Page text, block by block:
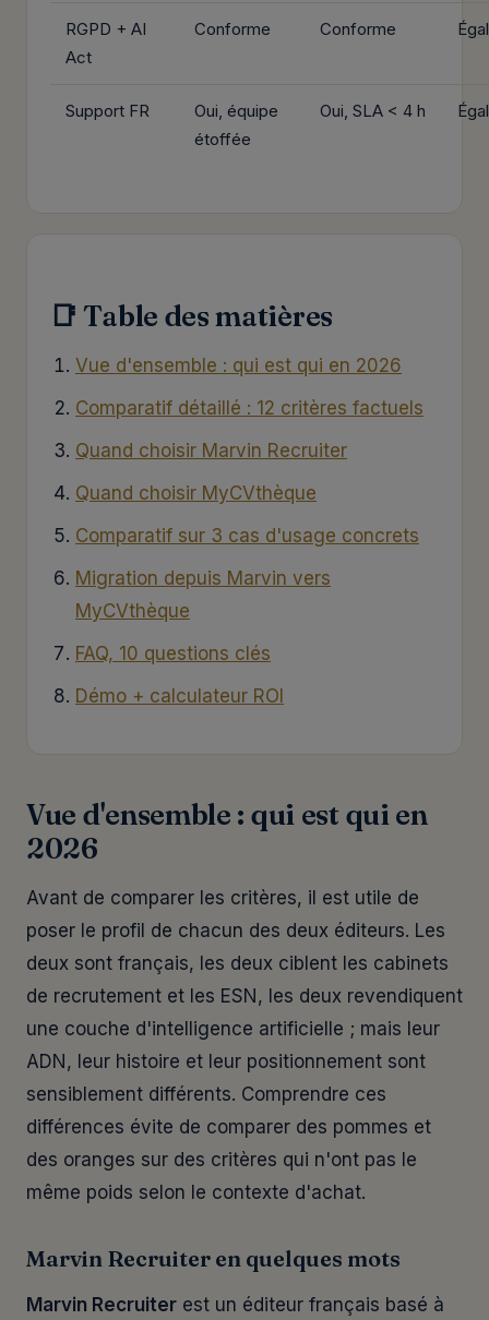
RGPD + AI
Act
Conforme Conforme
Support FR
Oui, équipe
étoffée
Oui, SLA < 4 h
📑 Table des matières
Vue d'ensemble : qui est qui en 2026
Comparatif détaillé : 12 critères factuels
Quand choisir Marvin Recruiter
Quand choisir MyCVthèque
Comparatif sur 3 cas d'usage concrets
Migration depuis Marvin vers
MyCVthèque
FAQ, 10 questions clés
Démo + calculateur ROI
Vue d'ensemble : qui est qui en
2026
Avant de comparer les critères, il est utile de
poser le profil de chacun des deux éditeurs. Les
deux sont français, les deux ciblent les cabinets
de recrutement et les ESN, les deux revendiquent
une couche d'intelligence artificielle ; mais leur
ADN, leur histoire et leur positionnement sont
sensiblement différents. Comprendre ces
différences évite de comparer des pommes et
des oranges sur des critères qui n'ont pas le
même poids selon le contexte d'achat.
Marvin Recruiter en quelques mots
Marvin Recruiter est un éditeur français basé à